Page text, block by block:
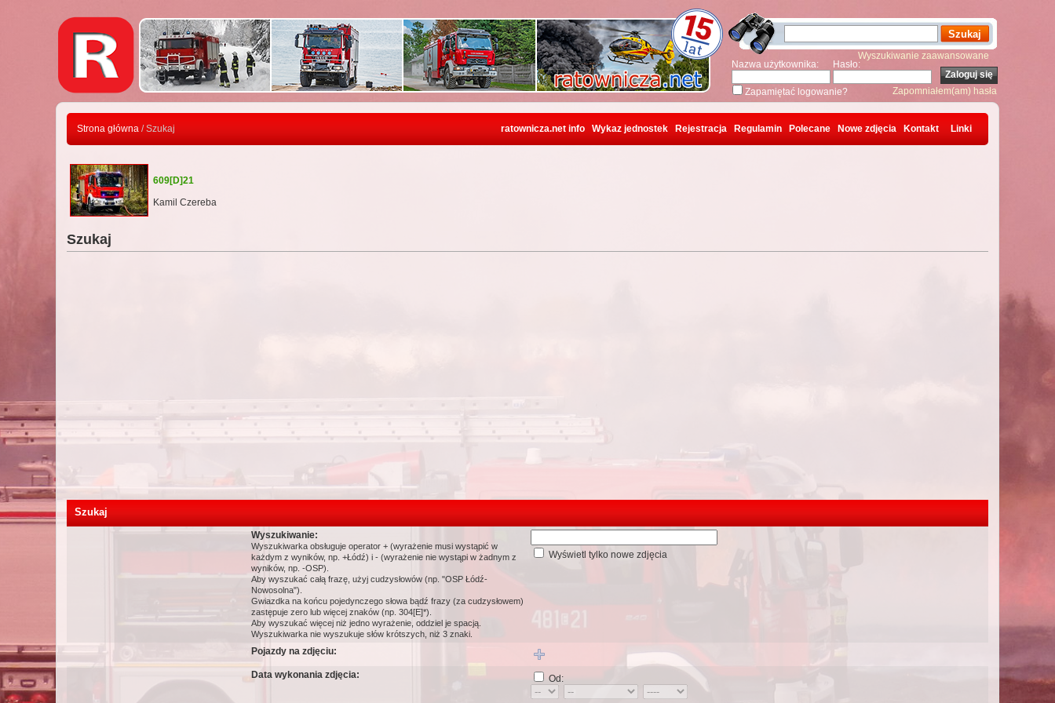
Wyszukiwanie zaawansowane
Nazwa użytkownika:
Hasło:
Zapamiętać logowanie? Zapomniałem(am) hasła
Strona główna / Szukaj ratownicza.net info Wykaz jednostek Rejestracja Regulamin Polecane Nowe zdjęcia Kontakt Linki
609[D]21
Kamil Czereba
Szukaj
Szukaj
Wyszukiwanie:
Wyszukiwarka obsługuje operator + (wyrażenie musi wystąpić w
każdym z wyników, np. +Łódź) i - (wyrażenie nie wystąpi w żadnym z
wyników, np. -OSP).
Aby wyszukać całą frazę, użyj cudzysłowów (np. "OSP Łódź-
Nowosolna").
Gwiazdka na końcu pojedynczego słowa bądź frazy (za cudzysłowem)
zastępuje zero lub więcej znaków (np. 304[E]*).
Aby wyszukać więcej niż jedno wyrażenie, oddziel je spacją.
Wyszukiwarka nie wyszukuje słów krótszych, niż 3 znaki.
Wyświetl tylko nowe zdjęcia
Pojazdy na zdjęciu:
Data wykonania zdjęcia: Od: